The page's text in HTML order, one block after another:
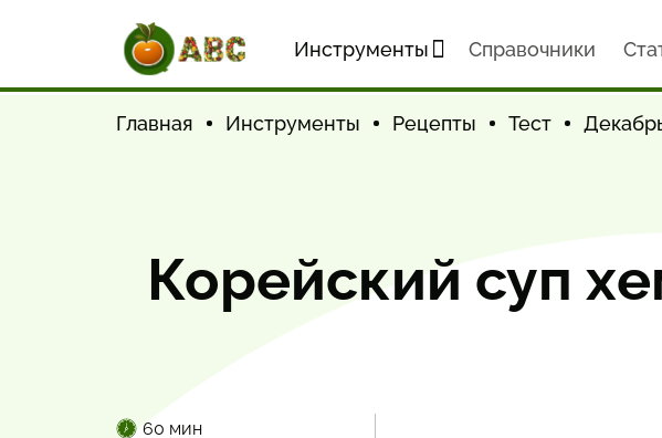
Инструменты Cправочники
Главная Инструменты Рецепты Тест
Корейский суп
60 мин